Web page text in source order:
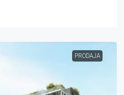
PRODAJA